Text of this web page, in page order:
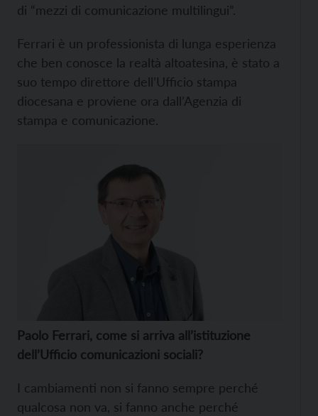
di “mezzi di comunicazione multilingui”.
Ferrari è un professionista di lunga esperienza
che ben conosce la realtà altoatesina, è stato a
suo tempo direttore dell’Ufficio stampa
diocesana e proviene ora dall’Agenzia di
stampa e comunicazione.
Paolo Ferrari, come si arriva all’istituzione
dell’Ufficio comunicazioni sociali?
I cambiamenti non si fanno sempre perché
qualcosa non va, si fanno anche perché